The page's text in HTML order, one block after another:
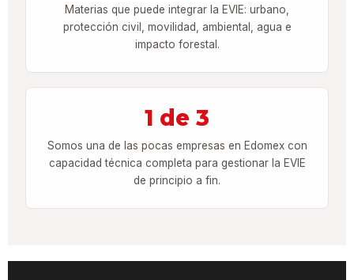
Materias que puede integrar la EVIE: urbano,
protección civil, movilidad, ambiental, agua e
impacto forestal.
1 de 3
Somos una de las pocas empresas en Edomex con
capacidad técnica completa para gestionar la EVIE
de principio a fin.